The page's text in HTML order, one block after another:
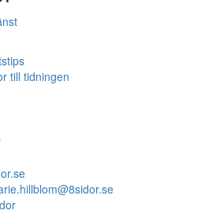
till tidningen